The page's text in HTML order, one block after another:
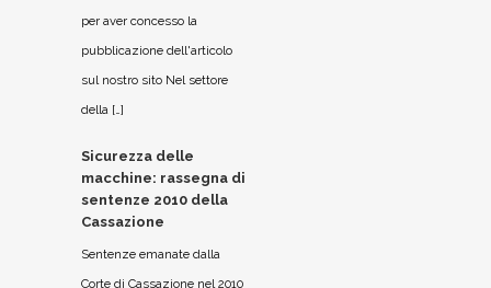
per aver concesso la
pubblicazione dell'articolo
sul nostro sito Nel settore
della […]
Sicurezza delle
macchine: rassegna di
sentenze 2010 della
Cassazione
Sentenze emanate dalla
Corte di Cassazione nel 2010